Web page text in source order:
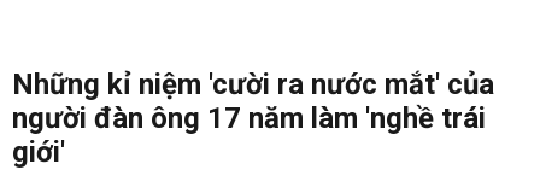
Những kỉ niệm 'cười ra nước mắt' của
người đàn ông 17 năm làm 'nghề trái
giới'